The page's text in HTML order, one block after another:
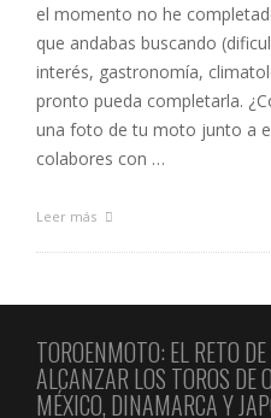
el momento no he
que andabas buscando
interés, gastronomía,
pronto pueda completarla.
una foto de tu moto junto a
colabores con …
Leer más
TOROENMOTO: EL RETO
ALCANZAR LOS TOROS DE
MÉXICO, DINAMARCA Y